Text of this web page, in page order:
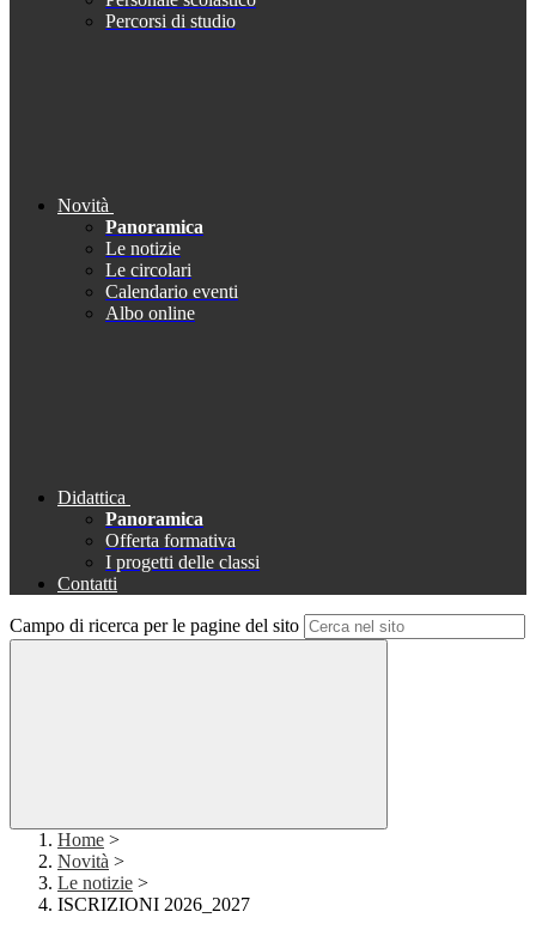
Percorsi di studio
Novità
Panoramica
Le notizie
Le circolari
Calendario eventi
Albo online
Didattica
Panoramica
Offerta formativa
I progetti delle classi
Contatti
Campo di ricerca per le pagine del sito
Home >
Novità >
Le notizie >
ISCRIZIONI 2026_2027